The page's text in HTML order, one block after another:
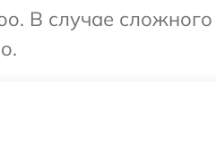
В случае